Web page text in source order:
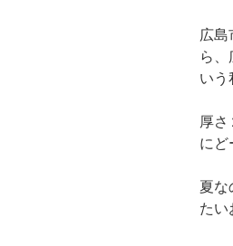
広島
ら、
いう
厚さ
にど
夏な
たい